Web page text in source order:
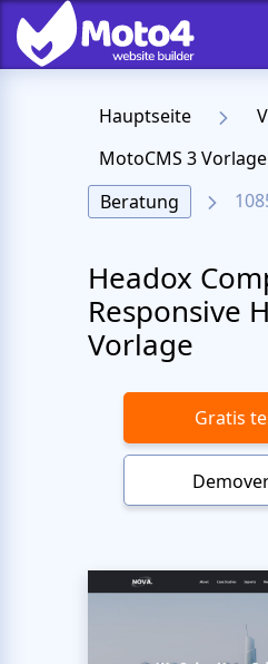
Hauptseite
Beratung
Headox
Responsive
Vorlage
Gratis